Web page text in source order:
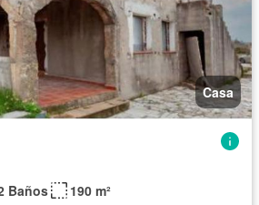
Casa
Baños
190 m²